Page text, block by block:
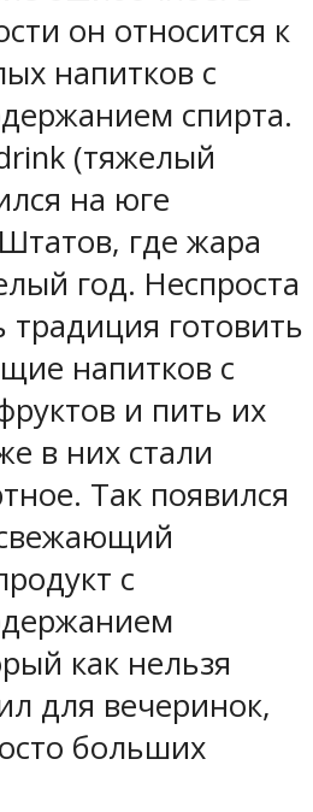
он относится к
напитков с
спирта.
(тяжелый
на юге
где жара
год. Неспроста
готовить
напитков с
и пить их
в них стали
Так появился
с
как нельзя
для вечеринок,
больших